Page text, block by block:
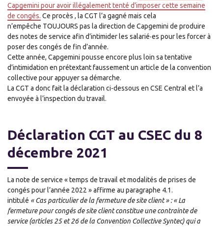
Capgemini pour avoir illégalement tenté d’imposer cette semaine
de congés. Ce procès , la CGT l’a gagné mais cela
n’empêche TOUJOURS pas la direction de Capgemini de produire
des notes de service afin d’intimider les salarié‧es pour les forcer à
poser des congés de fin d’année.
Cette année, Capgemini pousse encore plus loin sa tentative
d’intimidation en prétextant faussement un article de la convention
collective pour appuyer sa démarche.
La CGT a donc fait la déclaration ci-dessous en CSE Central et l’a
envoyée à l’inspection du travail.
Déclaration CGT au CSEC du 8
décembre 2021
La note de service « temps de travail et modalités de prises de
congés pour l’année 2022 » affirme au paragraphe 4.1.
intitulé « Cas particulier de la fermeture de site client » : « La
fermeture pour congés de site client constitue une contrainte de
service (articles 25 et 26 de la Convention Collective Syntec) qui a